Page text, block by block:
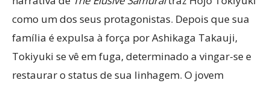
como um dos seus protagonistas. Depois que sua
família é expulsa à força por Ashikaga Takauji,
Tokiyuki se vê em fuga, determinado a vingar-se e
restaurar o status de sua linhagem. O jovem